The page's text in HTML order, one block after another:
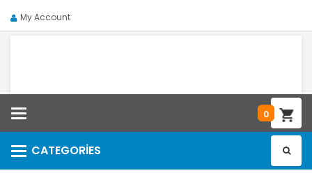
My Account
0
CATEGORIES
Categories